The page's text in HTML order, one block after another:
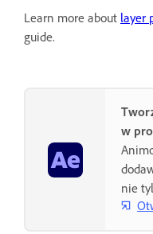
Learn more about layer
guide.
w
nie